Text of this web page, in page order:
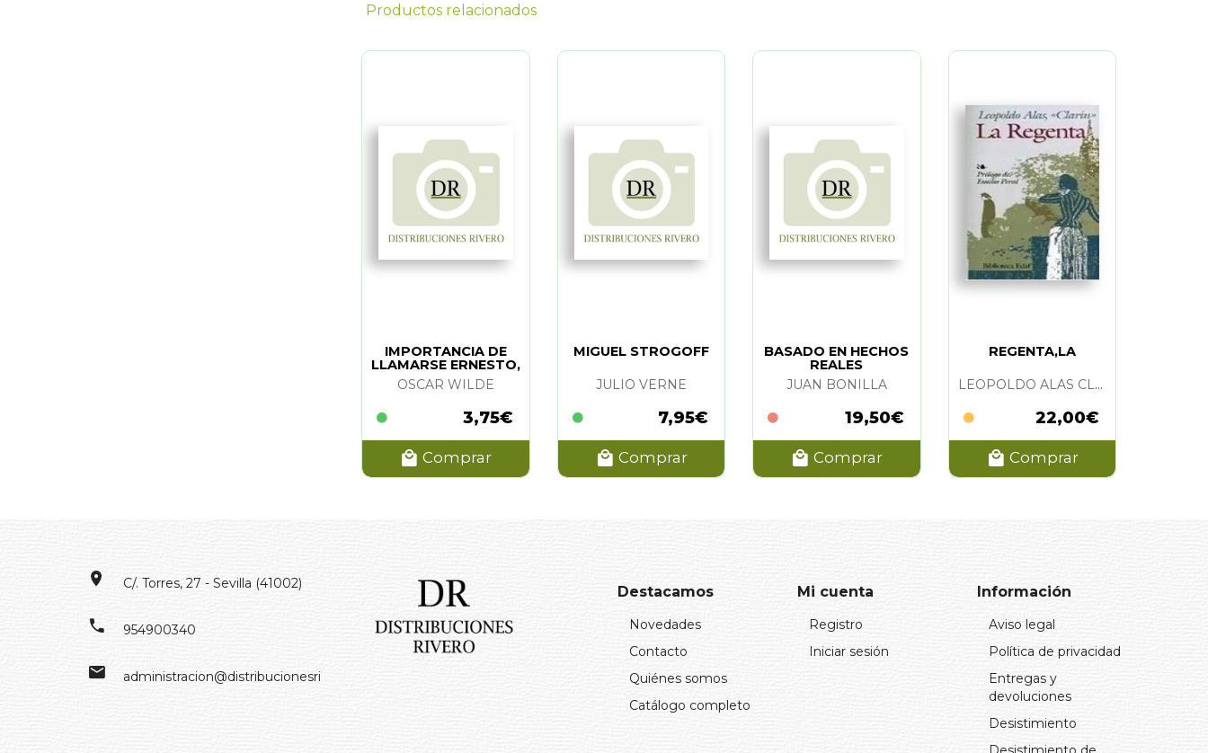
Productos relacionados
IMPORTANCIA DE
LLAMARSE ERNESTO,
LA (BRONTES)
OSCAR WILDE
3,75€
Comprar
MIGUEL STROGOFF
JULIO VERNE
7,95€
Comprar
BASADO EN HECHOS
REALES
JUAN BONILLA
19,50€
Comprar
REGENTA,LA
LEOPOLDO ALAS CLARIN
22,00€
Comprar
C/. Torres, 27 - Sevilla (41002)
954900340
administracion@distribucionesrivero.es
Destacamos
Novedades
Contacto
Quiénes somos
Catálogo completo
Mi cuenta
Registro
Iniciar sesión
Información
Aviso legal
Política de privacidad
Entregas y
devoluciones
Desistimiento